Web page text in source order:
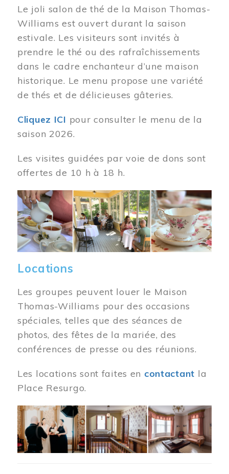
Le joli salon de thé de la Maison Thomas-
Williams est ouvert durant la saison
estivale. Les visiteurs sont invités à
prendre le thé ou des rafraîchissements
dans le cadre enchanteur d’une maison
historique. Le menu propose une variété
de thés et de délicieuses gâteries.
Cliquez ICI pour consulter le menu de la
saison 2026.
Les visites guidées par voie de dons sont
offertes de 10 h à 18 h.
Image
Locations
Les groupes peuvent louer le Maison
Thomas-Williams pour des occasions
spéciales, telles que des séances de
photos, des fêtes de la mariée, des
conférences de presse ou des réunions.
Les locations sont faites en contactant la
Place Resurgo.
Image